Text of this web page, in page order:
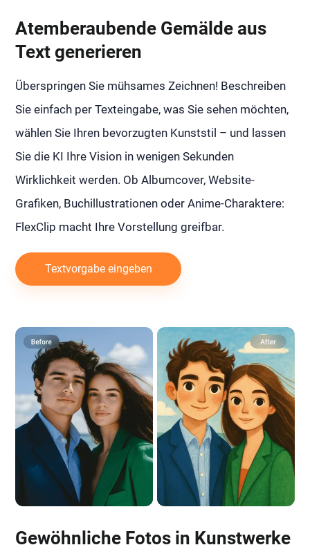
Atemberaubende Gemälde aus
Text generieren
Überspringen Sie mühsames Zeichnen! Beschreiben
Sie einfach per Texteingabe, was Sie sehen möchten,
wählen Sie Ihren bevorzugten Kunststil – und lassen
Sie die KI Ihre Vision in wenigen Sekunden
Wirklichkeit werden. Ob Albumcover, Website-
Grafiken, Buchillustrationen oder Anime-Charaktere:
FlexClip macht Ihre Vorstellung greifbar.
Textvorgabe eingeben
Gewöhnliche Fotos in Kunstwerke